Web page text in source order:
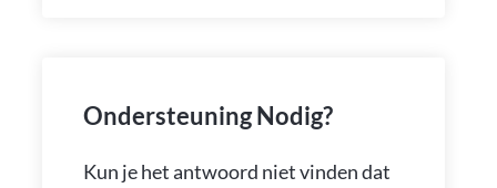
Ondersteuning Nodig?
Kun je het antwoord niet vinden dat